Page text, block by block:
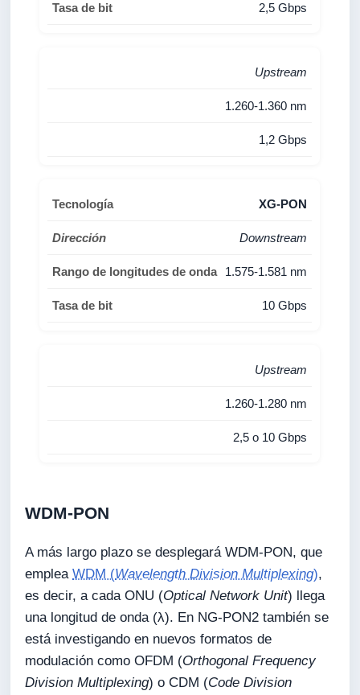
2,5 Gbps
Upstream
1.260-1.360 nm
1,2 Gbps
XG-PON
Downstream
1.575-1.581 nm
10 Gbps
Upstream
1.260-1.280 nm
2,5 o 10 Gbps
WDM-PON
A más largo plazo se desplegará WDM-PON, que
empleaWDM (Wavelength Division Multiplexing),
es decir, a cada ONU (Optical Network Unit) llega
una longitud de onda (λ). En NG-PON2 también se
está investigando en nuevos formatos de
modulación como OFDM (Orthogonal Frequency
Division Multiplexing) o CDM (Code Division